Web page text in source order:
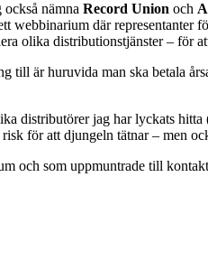
nämna Record Union och
webbinarium där
olika distributionstjänster –
till är huruvida man ska betala
distributörer jag har lyckats
för att djungeln tätnar – men
och som uppmuntrade till